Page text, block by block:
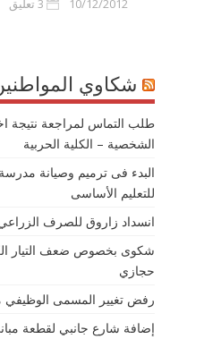
10/12/2012 3 تعليق
شكاوي
طلب التماس لمراجعة نتيجة
الشخصية – الكلية الحربية
البدء فى ترميم وصيانة
للتعليم الأساسى
انسداد زاروق للصرف
شكوى بخصوص ضعف التيار
حجازي
رفض تغيير المسمى الوظيفي
إضافة شارع جانبي لقطعة